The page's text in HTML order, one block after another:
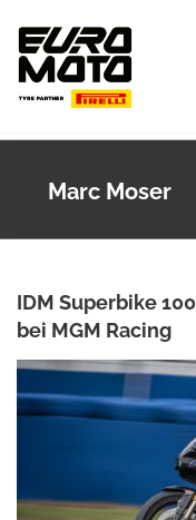
content
Marc Moser
IDM Superbike
bei MGM Racing
ANKE WIECZOREK